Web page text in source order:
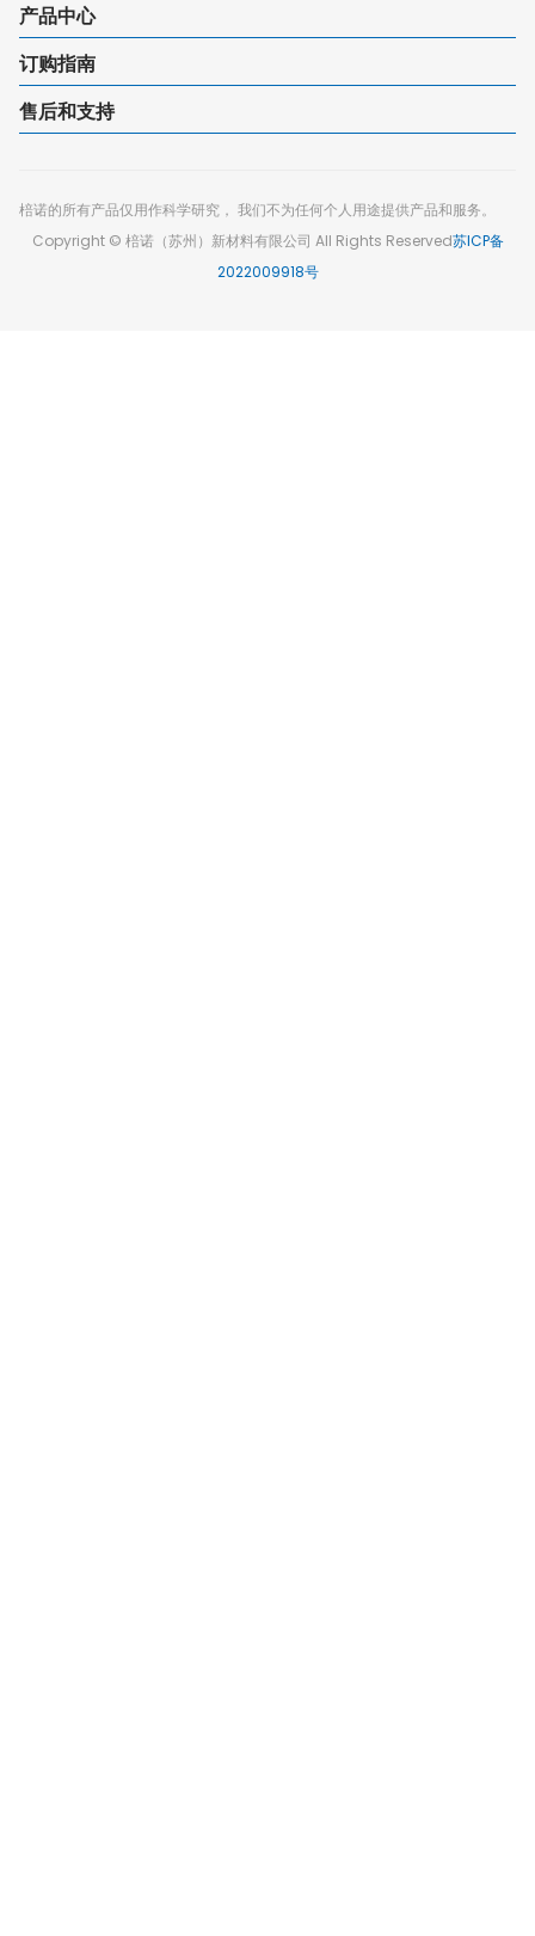
产品中心
订购指南
售后和支持
Copyright © 棓诺（苏州）新材料有限公司 All Rights Reserved苏ICP备
2022009918号
棓诺的所有产品仅用作科学研究， 我们不为任何个人用途提供产品和服务。